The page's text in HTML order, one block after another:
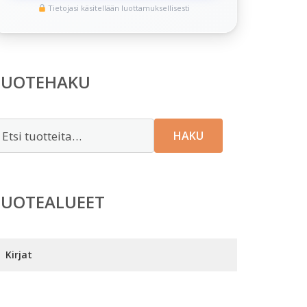
Tietojasi käsitellään luottamuksellisesti
HAKU
Kirjat